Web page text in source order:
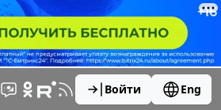
Войти Eng